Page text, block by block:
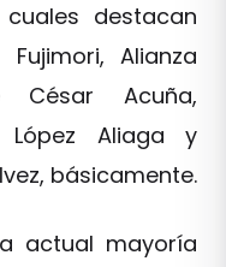
destacan
Alianza
Acuña,
López Aliaga y
básicamente.
actual mayoría